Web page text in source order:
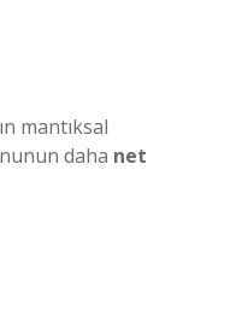
mantıksal
daha net